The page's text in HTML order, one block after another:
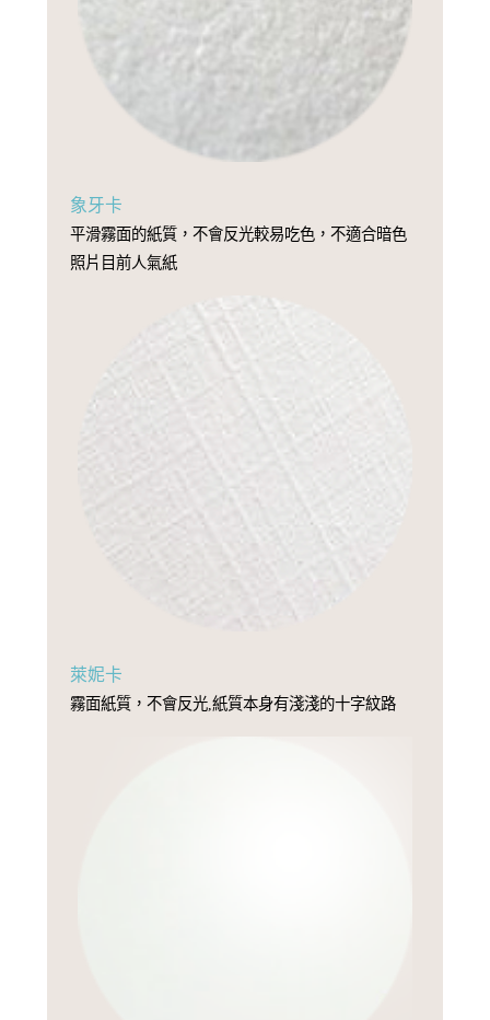
象牙卡
平滑霧面的紙質，不會反光較易吃色，不適合暗色
照片目前人氣紙
萊妮卡
霧面紙質，不會反光,紙質本身有淺淺的十字紋路